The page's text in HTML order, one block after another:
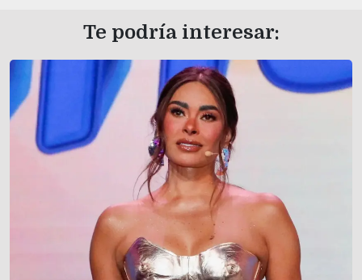
Te podría interesar: